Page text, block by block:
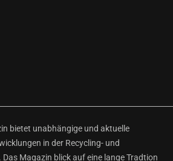
bietet unabhängige und aktuelle
in der Recycling- und
Magazin blick auf eine lange Tradtion